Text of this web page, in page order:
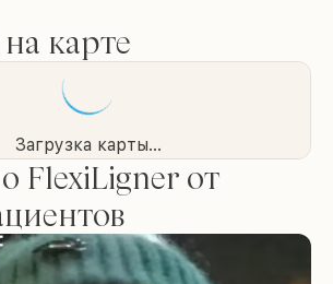
карте
Загрузка карты...
FlexiLigner от